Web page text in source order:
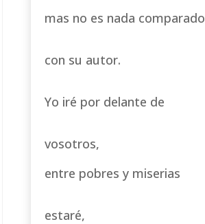
mas no es nada comparado
con su autor.
Yo iré por delante de
vosotros,
entre pobres y miserias
estaré,